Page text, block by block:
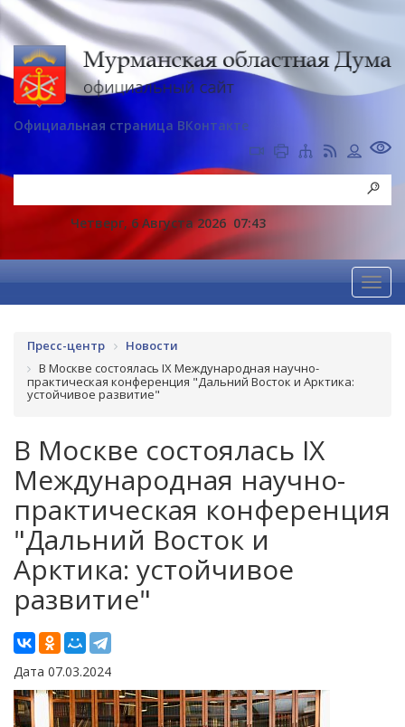
Официальная страница ВКонтакте
Четверг, 6 Августа 2026 07:43
Пресс-центр
Новости
В Москве состоялась IX Международная научно-
практическая конференция "Дальний Восток и Арктика:
устойчивое развитие"
В Москве состоялась IX
Международная научно-
практическая конференция
"Дальний Восток и
Арктика: устойчивое
развитие"
Дата 07.03.2024